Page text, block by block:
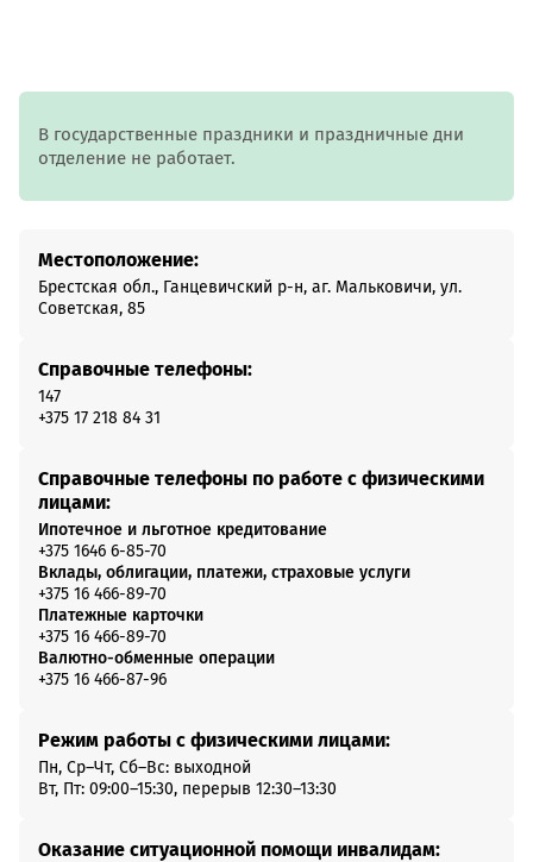
В государственные праздники и праздничные дни
отделение не работает.
Местоположение:
Брестская обл., Ганцевичский р-н, аг. Мальковичи, ул.
Советская, 85
Справочные телефоны:
147
+375 17 218 84 31
Справочные телефоны по работе с физическими
лицами:
Ипотечное и льготное кредитование
+375 1646 6-85-70
Вклады, облигации, платежи, страховые услуги
+375 16 466-89-70
Платежные карточки
+375 16 466-89-70
Валютно-обменные операции
+375 16 466-87-96
Режим работы с физическими лицами:
Пн, Ср–Чт, Сб–Вс: выходной
Вт, Пт: 09:00–15:30, перерыв 12:30–13:30
Оказание ситуационной помощи инвалидам: